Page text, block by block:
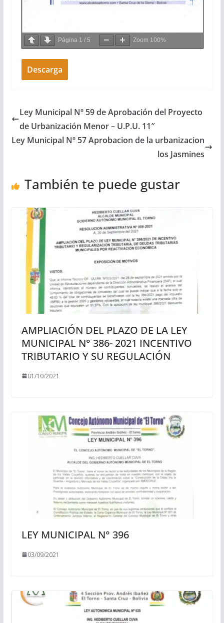
Página 1 / 5 Zoom 100%
Descarga
Ley Municipal Nº 59 de Aprobación del Proyecto
de Urbanización Menor – U.P.U. 11″
Ley Municipal Nº 57 Aprobacion de la urbanizacion
los Jasmines
También te puede gustar
AMPLIACIÓN DEL PLAZO DE LA LEY
MUNICIPAL N° 386- 2021 INCENTIVO
TRIBUTARIO Y SU REGULACIÓN
01/10/2021
LEY MUNICIPAL N° 396
03/09/2021